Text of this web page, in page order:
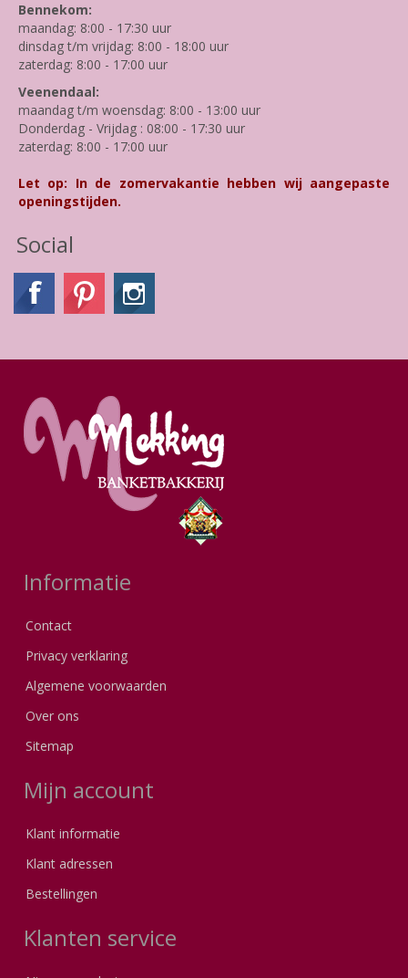
Bennekom:
maandag: 8:00 - 17:30 uur
dinsdag t/m vrijdag: 8:00 - 18:00 uur
zaterdag: 8:00 - 17:00 uur
Veenendaal:
maandag t/m woensdag: 8:00 - 13:00 uur
Donderdag - Vrijdag : 08:00 - 17:30 uur
zaterdag: 8:00 - 17:00 uur
Let op: In de zomervakantie hebben wij aangepaste
openingstijden.
Social
Informatie
Contact
Privacy verklaring
Algemene voorwaarden
Over ons
Sitemap
Mijn account
Klant informatie
Klant adressen
Bestellingen
Klanten service